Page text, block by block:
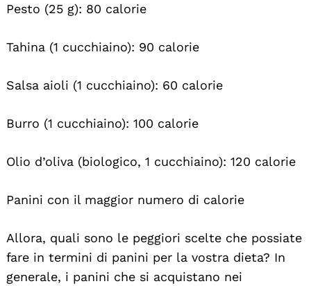
Pesto (25 g): 80 calorie
Tahina (1 cucchiaino): 90 calorie
Salsa aioli (1 cucchiaino): 60 calorie
Burro (1 cucchiaino): 100 calorie
Olio d’oliva (biologico, 1 cucchiaino): 120 calorie
Panini con il maggior numero di calorie
Allora, quali sono le peggiori scelte che possiate
fare in termini di panini per la vostra dieta? In
generale, i panini che si acquistano nei